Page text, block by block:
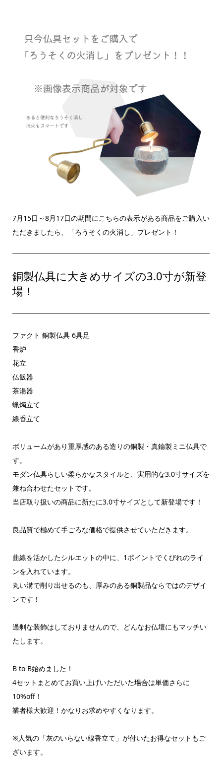
7月15日～8月17日の期間にこちらの表示がある商品をご購入い
ただきましたら、「ろうそくの火消し」プレゼント！
銅製仏具に大きめサイズの3.0寸が新登
場！
ファクト 銅製仏具 6具足
香炉
花立
仏飯器
茶湯器
蝋燭立て
線香立て
ボリュームがあり重厚感のある造りの銅製・真鍮製ミニ仏具で
す。
モダン仏具らしい柔らかなスタイルと、実用的な3.0寸サイズを
兼ね合わせたセットです。
当店取り扱いの商品に新たに3.0寸サイズとして新登場です！
良品質で極めて手ごろな価格で提供させていただきます。
曲線を活かしたシルエットの中に、1ポイントでくびれのライ
ンを入れています。
丸い溝で削り出せるのも、厚みのある銅製品ならではのデザイ
ンです！
過剰な装飾はしておりませんので、どんなお仏壇にもマッチい
たします。
B to B始めました！
4セットまとめてお買い上げいただいた場合は単価さらに
10%off！
業者様大歓迎！かなりお求めやすくなります。
※人気の「灰のいらない線香立て」が付いたお得なセットもご
ざいます。